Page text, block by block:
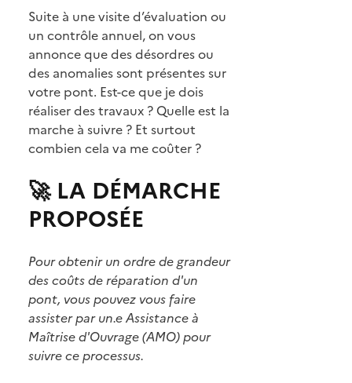
Suite à une visite d’évaluation ou
un contrôle annuel, on vous
annonce que des désordres ou
des anomalies sont présentes sur
votre pont. Est-ce que je dois
réaliser des travaux ? Quelle est la
marche à suivre ? Et surtout
combien cela va me coûter ?
🚀 LA DÉMARCHE
PROPOSÉE
Pour obtenir un ordre de grandeur
des coûts de réparation d'un
pont, vous pouvez vous faire
assister par un.e Assistance à
Maîtrise d'Ouvrage (AMO) pour
suivre ce processus.